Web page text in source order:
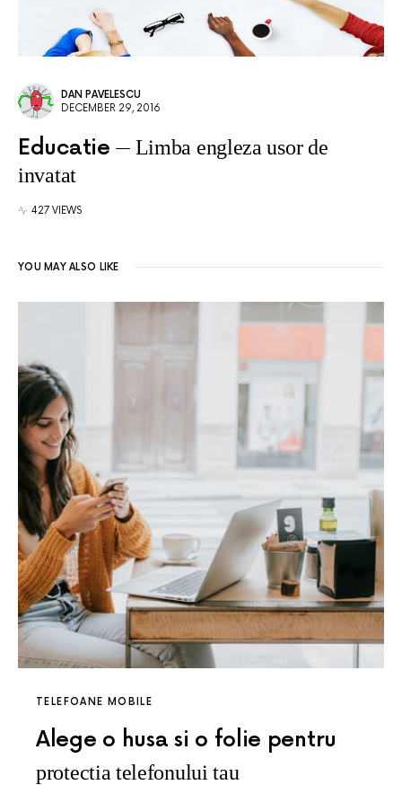
DAN PAVELESCU
DECEMBER 29, 2016
Educatie
Limba engleza usor de
invatat
427 VIEWS
YOU MAY ALSO LIKE
TELEFOANE MOBILE
Alege o husa si o folie pentru
protectia telefonului tau